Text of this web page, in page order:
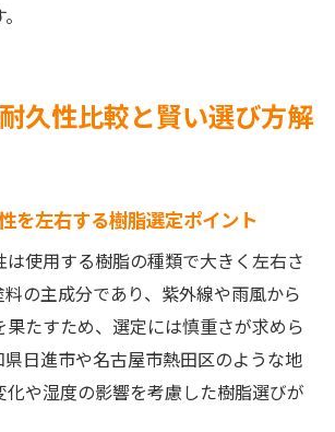
久性比較と賢い選び方解
を左右する樹脂選定ポイント
使用する樹脂の種類で大きく左右さ
の主成分であり、紫外線や雨風から
たすため、選定には慎重さが求めら
県日進市や名古屋市熱田区のような地
や湿度の影響を考慮した樹脂選びが